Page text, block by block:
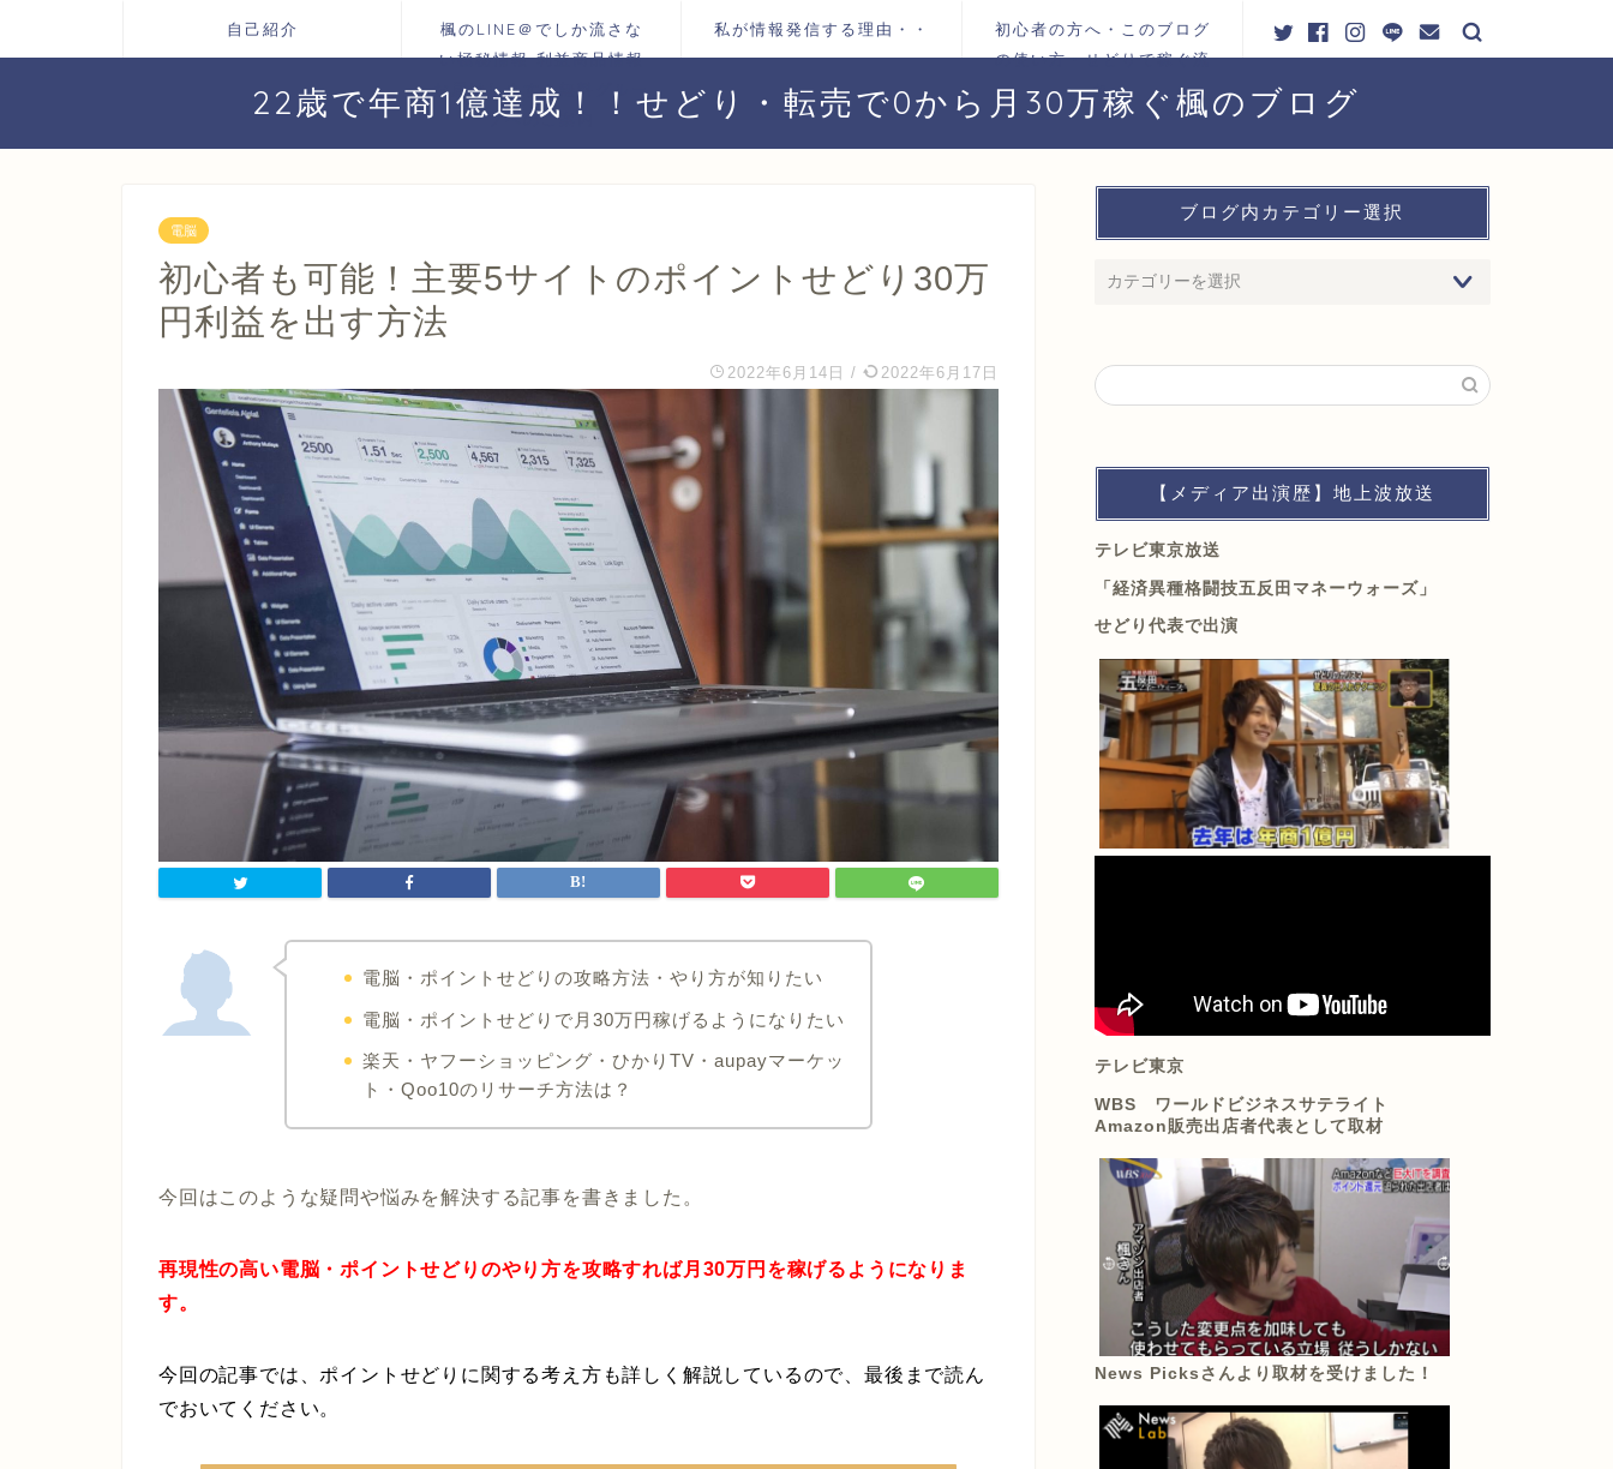
自己紹介
楓のLINE＠でしか流さな
い極秘情報 利益商品情報
お届けします！無料グルー
プへのご案内
私が情報発信する理由・・
初心者の方へ・このブログ
の使い方・せどりで稼ぐ流
れ
22歳で年商1億達成！！せどり・転売で0から月30万稼ぐ楓のブログ
電脳
初心者も可能！主要5サイトのポイントせどり30万
円利益を出す方法
2022年6月14日 / 2022年6月17日
電脳・ポイントせどりの攻略方法・やり方が知りたい
電脳・ポイントせどりで月30万円稼げるようになりたい
楽天・ヤフーショッピング・ひかりTV・aupayマーケッ
ト・Qoo10のリサーチ方法は？
今回はこのような疑問や悩みを解決する記事を書きました。
再現性の高い電脳・ポイントせどりのやり方を攻略すれば月30万円を稼げるようになりま
す。
今回の記事では、ポイントせどりに関する考え方も詳しく解説しているので、最後まで読ん
でおいてください。
ブログ内カテゴリー選択
【メディア出演歴】地上波放送
テレビ東京放送
「経済異種格闘技五反田マネーウォーズ」
せどり代表で出演
テレビ東京
WBS ワールドビジネスサテライト
Amazon販売出店者代表として取材
News Picksさんより取材を受けました！